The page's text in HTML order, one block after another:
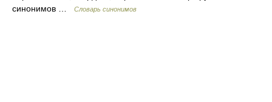
синонимов …
Словарь синонимов